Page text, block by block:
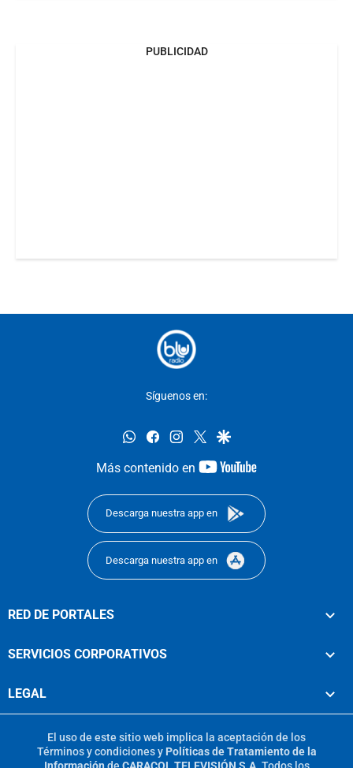
PUBLICIDAD
Síguenos en:
whatsappfacebookinstagram
twittergoogle
Más contenido en
youtube-
Descarga nuestra app en
Descarga nuestra app en
RED DE PORTALES
SERVICIOS CORPORATIVOS
LEGAL
El uso de este sitio web implica la aceptación de los
Términos y condicionesy Políticas de Tratamiento de la